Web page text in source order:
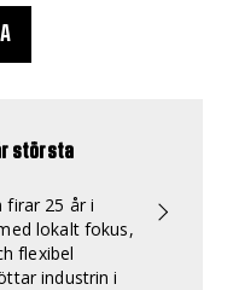
största
firar 25 år i
lokalt fokus,
flexibel
industrin i